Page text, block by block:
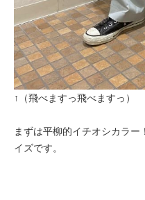
↑（飛べますっ飛べますっ）
まずは平柳的イチオシカラ
イズです。